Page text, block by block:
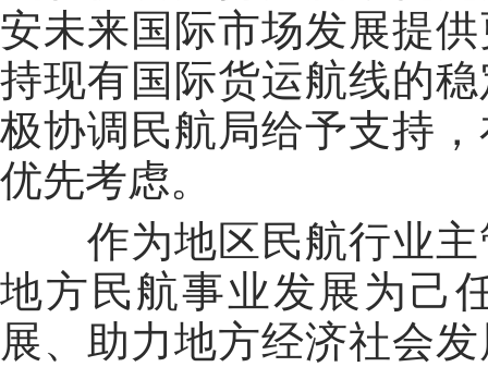
安未来国际市场发展提
持现有国际货运航线的
极协调民航局给予支持
优先考虑。
作为地区民航行业
地方民航事业发展为己
展、助力地方经济社会